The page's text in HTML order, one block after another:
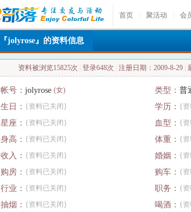
首页 聚活动 会
『jolyrose』的资料信息
资料被浏览15825次 登录648次 注册日期：2009-8-29
帐号： jolyrose (女) 类型： 普
生日： {资料已关闭} 学历： {资
星座： {资料已关闭} 血型： {资
身高： {资料已关闭} 体重： {资
收入： {资料已关闭} 婚姻： {资
购房： {资料已关闭} 购车： {资
行业： {资料已关闭} 职务： {资
抽烟： {资料已关闭} 喝酒： {资